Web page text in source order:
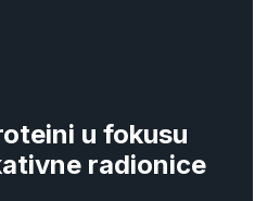
u fokusu
radionice